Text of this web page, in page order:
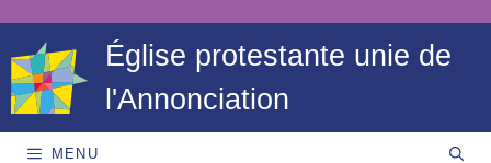
Église protestante unie de
l'Annonciation
MENU